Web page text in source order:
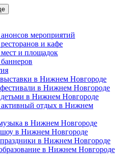
мероприятий
и кафе
и площадок
в Нижнем Новгороде
в Нижнем Новгороде
детьми в Нижнем Новгороде
активный отдых в Нижнем
в Нижнем Новгороде
в Нижнем Новгороде
в Нижнем Новгороде
в Нижнем Новгороде